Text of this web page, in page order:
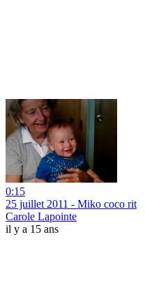
0:15
25 juillet 2011 - Miko coco rit
Carole Lapointe
il y a 15 ans